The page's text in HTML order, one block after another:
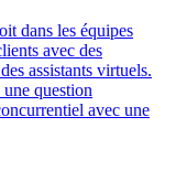
dans les équipes
avec des
assistants virtuels.
question
avec une